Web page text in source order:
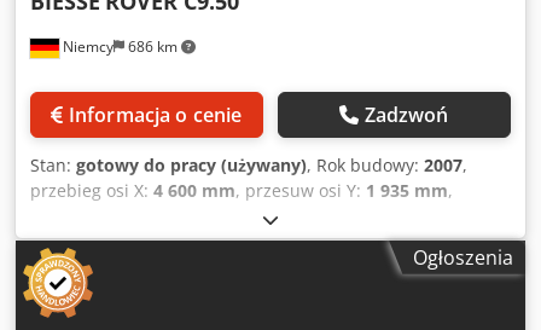
Wyposażenie / moduły w zestawie: Skrobak promieniowy +
zestawie: moduły do polerowania / wygładzania •
Wyposażenie / moduły w zestawie: Przedni i tylny moduł
w codziennym użytkowaniu produkcyjnym aż do momentu
sprzedaży (zgodnie z oświadczeniem sprzedawcy) • Licznik
eksploatacji: 526 175 przetworzonych paneli • Licznik
eksploatacji: 351 289 metrów bieżących przetworzonych
(stan na 14.05.2026) • Zgodne z regularną produkcją w
systemie jednoszmadowym
Niemcy 686 km
Informacja o cenie Zadzwoń
Stan: gotowy do pracy (używany), Rok budowy: 2007,
przebieg osi X: 4 600 mm, przesuw osi Y: 1 935 mm,
, liczba osi:
Biesse Rover C9.50 została wyprodukowana w 2007 roku.
Charakteryzuje się dużym obszarem roboczym (X=4600
mm, Y=1935 mm, Z=275 mm), automatycznym systemem
smarowania i jednostką sterującą do interpolacji 5-osiowej.
Ogłoszenia